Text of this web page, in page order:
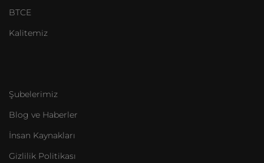
BTCE
Kalitemiz
Şubelerimiz
Blog ve Haberler
İnsan Kaynakları
Gizlilik Politikası